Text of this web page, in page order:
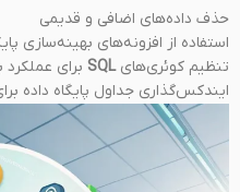
حذف داده‌های اضافی و قدیمی
استفاده از افزونه‌های بهینه‌سازی
تنظیم کوئری‌هایSQL برای عملکرد
ایندکس‌گذاری جداول پایگاه داده